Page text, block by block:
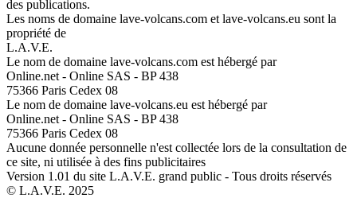
des publications.
Les noms de domaine lave-volcans.com et lave-volcans.eu sont la
propriété de
L.A.V.E.
Le nom de domaine lave-volcans.com est hébergé par
Online.net - Online SAS - BP 438
75366 Paris Cedex 08
Le nom de domaine lave-volcans.eu est hébergé par
Online.net - Online SAS - BP 438
75366 Paris Cedex 08
Aucune donnée personnelle n'est collectée lors de la consultation de
ce site, ni utilisée à des fins publicitaires
Version 1.01 du site L.A.V.E. grand public - Tous droits réservés
© L.A.V.E. 2025